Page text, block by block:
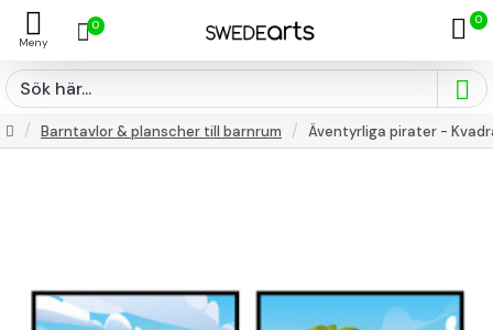
0 0
Barntavlor & planscher till barnrum Äventyrliga pirater -